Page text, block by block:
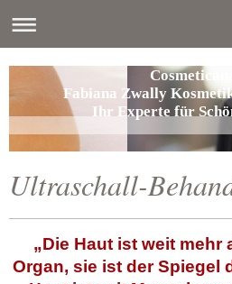
Fabiana Zwally Kosmetik
Ihr Experte für
Ultraschall-
„Die Haut ist weit mehr
Organ, sie ist der Spiegel